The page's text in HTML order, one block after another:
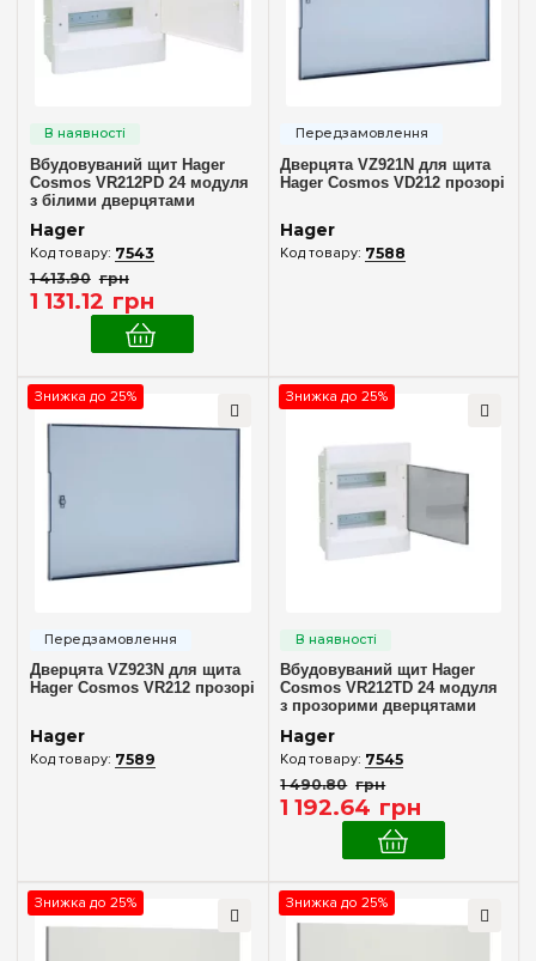
Внутрішній (у нішу)
Кількість модулів
3(+1)
4
6(+5)
8(+10)
18(+8)
24
У комплекті
Матеріал корпусу
Дверцята
Непрозора
Білий
Вбудовуваний щит Hager
Cosmos VR212PD 24 модуля
з білими дверцятами
Hager
7543
1 413.90 грн
1 131.12 грн
Дверцята VZ921N для щита
Hager Cosmos VD212 прозорі
Hager
7588
Знижка до 25%
Дверцята VZ923N для щита
Hager Cosmos VR212 прозорі
Hager
7589
Знижка до 25%
Вбудовуваний щит Hager
Cosmos VR212TD 24 модуля
з прозорими дверцятами
Hager
7545
1 490.80 грн
1 192.64 грн
Знижка до 25% Знижка до 25%